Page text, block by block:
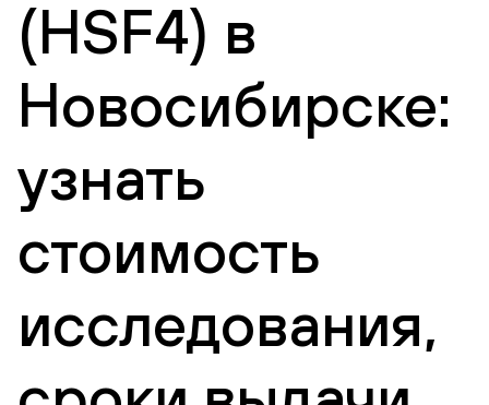
(HSF4) в
Новосибирске:
узнать
стоимость
исследования,